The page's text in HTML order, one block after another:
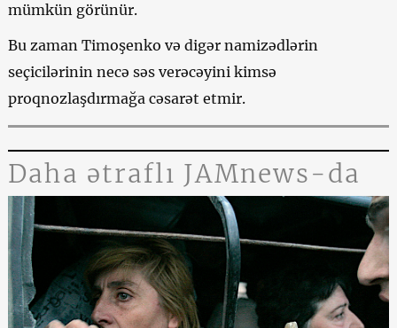
mümkün görünür.
Bu zaman Timoşenko və digər namizədlərin
seçicilərinin necə səs verəcəyini kimsə
proqnozlaşdırmağa cəsarət etmir.
Daha ətraflı JAMnews-da